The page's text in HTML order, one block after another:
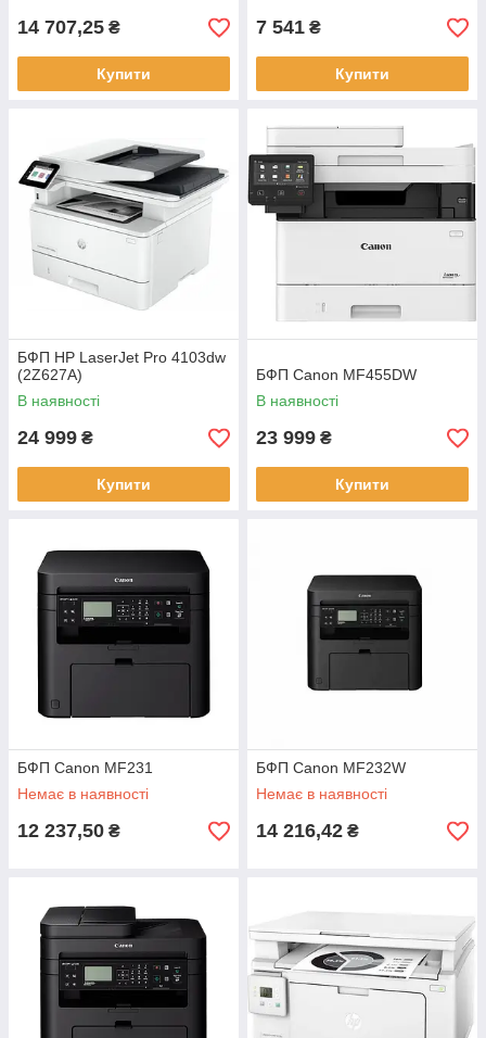
14 707,25 ₴
Купити
7 541 ₴
Купити
БФП HP LaserJet Pro 4103dw
(2Z627A)
В наявності
24 999 ₴
Купити
БФП Canon MF455DW
В наявності
23 999 ₴
Купити
БФП Canon MF231
Немає в наявності
12 237,50 ₴
БФП Canon MF232W
Немає в наявності
14 216,42 ₴